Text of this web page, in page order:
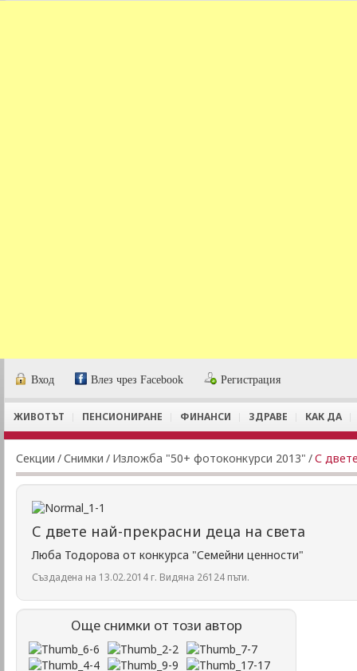
Вход Влез чрез Facebook Регистрация
ЖИВОТЪТ ПЕНСИОНИРАНЕ ФИНАНСИ ЗДРАВЕ КАК ДА
Секции /Снимки / Изложба "50+ фотоконкурси 2013" /С
С двете най-прекрасни деца на света
Люба Тодорова от конкурса "Семейни ценности"
Създадена на 13.02.2014 г. Видяна 26124 пъти.
Още снимки от този автор